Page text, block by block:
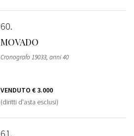
60
MOVADO
Cronografo 19033, anni 40
VENDUTO € 3.000
(diritti d'asta esclusi)
61